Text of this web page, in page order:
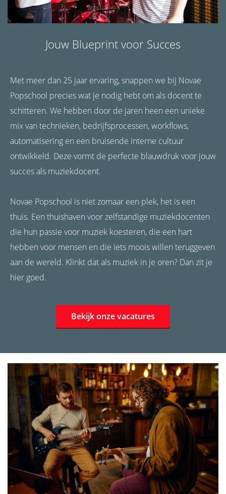
Jouw Blueprint voor Succes
Met meer dan 25 jaar ervaring, snappen we bij Novae
Popschool precies wat je nodig hebt om als docent te
schitteren. We hebben door de jaren heen een unieke
mix van technieken, bedrijfsprocessen, workflows,
automatisering en een bruisende interne cultuur
ontwikkeld. Deze vormt de perfecte blauwdruk voor jouw
succes als muziekdocent.
Novae Popschool is niet zomaar een plek, het is een
thuis. Een thuishaven voor zelfstandige muziekdocenten
die hun passie voor muziek koesteren, die een hart
hebben voor mensen en die iets moois willen teruggeven
aan de wereld. Klinkt dat als muziek in je oren? Dan zit je
hier goed.
Bekijk onze vacatures